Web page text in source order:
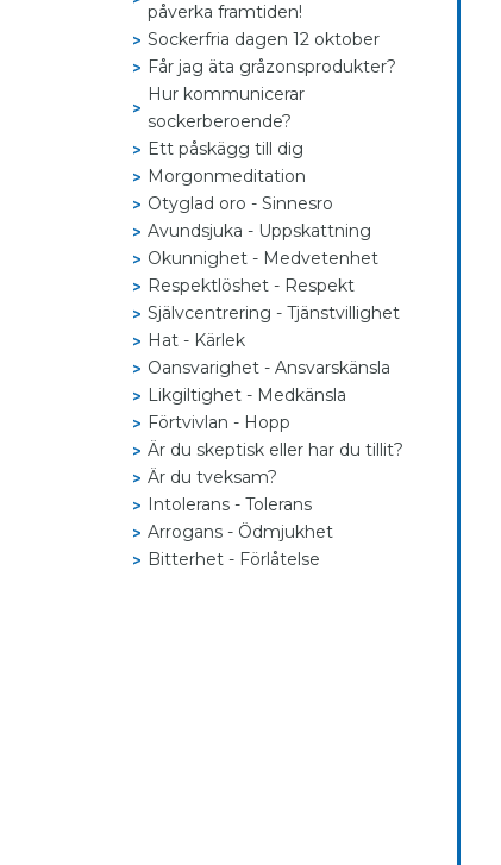
påverka framtiden!
Sockerfria dagen 12 oktober
Får jag äta gråzonsprodukter?
Hur kommunicerar
sockerberoende?
Ett påskägg till dig
Morgonmeditation
Otyglad oro - Sinnesro
Avundsjuka - Uppskattning
Okunnighet - Medvetenhet
Respektlöshet - Respekt
Självcentrering - Tjänstvillighet
Hat - Kärlek
Oansvarighet - Ansvarskänsla
Likgiltighet - Medkänsla
Förtvivlan - Hopp
Är du skeptisk eller har du tillit?
Är du tveksam?
Intolerans - Tolerans
Arrogans - Ödmjukhet
Bitterhet - Förlåtelse